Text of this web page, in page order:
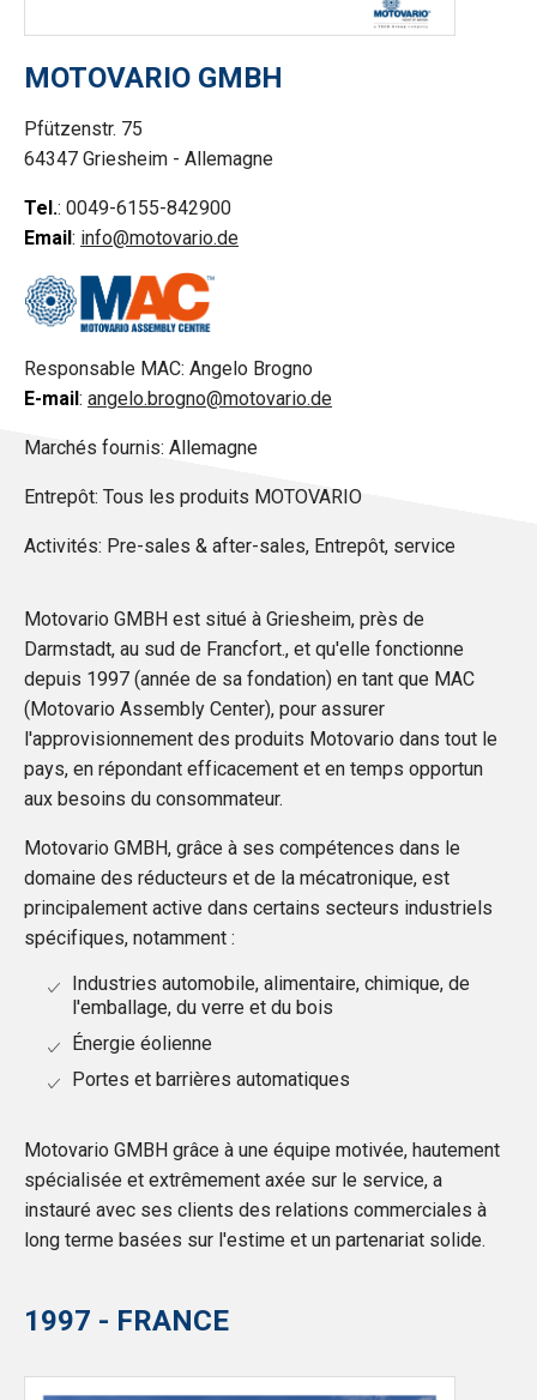
MOTOVARIO GMBH
Pfützenstr. 75
64347 Griesheim - Allemagne
Tel.: 0049-6155-842900
Email: info@motovario.de
Responsable MAC: Angelo Brogno
E-mail: angelo.brogno@motovario.de
Marchés fournis: Allemagne
Entrepôt: Tous les produits MOTOVARIO
Activités: Pre-sales & after-sales, Entrepôt, service
Motovario GMBH est situé à Griesheim, près de
Darmstadt, au sud de Francfort., et qu'elle fonctionne
depuis 1997 (année de sa fondation) en tant que MAC
(Motovario Assembly Center), pour assurer
l'approvisionnement des produits Motovario dans tout le
pays, en répondant efficacement et en temps opportun
aux besoins du consommateur.
Motovario GMBH, grâce à ses compétences dans le
domaine des réducteurs et de la mécatronique, est
principalement active dans certains secteurs industriels
spécifiques, notamment :
Industries automobile, alimentaire, chimique, de
l'emballage, du verre et du bois
Énergie éolienne
Portes et barrières automatiques
Motovario GMBH grâce à une équipe motivée, hautement
spécialisée et extrêmement axée sur le service, a
instauré avec ses clients des relations commerciales à
long terme basées sur l'estime et un partenariat solide.
1997 - FRANCE